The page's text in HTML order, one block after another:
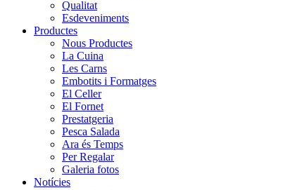
Qualitat
Esdeveniments
Productes
Nous Productes
La Cuina
Les Carns
Embotits i Formatges
El Celler
El Fornet
Prestatgeria
Pesca Salada
Ara és Temps
Per Regalar
Galeria fotos
Notícies